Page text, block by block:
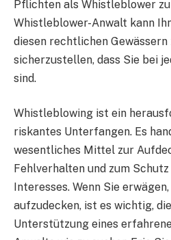
Pflichten als Whistleblower
Whistleblower-Anwalt kann
diesen rechtlichen
sicherzustellen, dass Sie bei
sind.
Whistleblowing ist ein
riskantes Unterfangen. Es
wesentliches Mittel zur
Fehlverhalten und zum
Interesses. Wenn Sie
aufzudecken, ist es wichtig,
Unterstützung eines